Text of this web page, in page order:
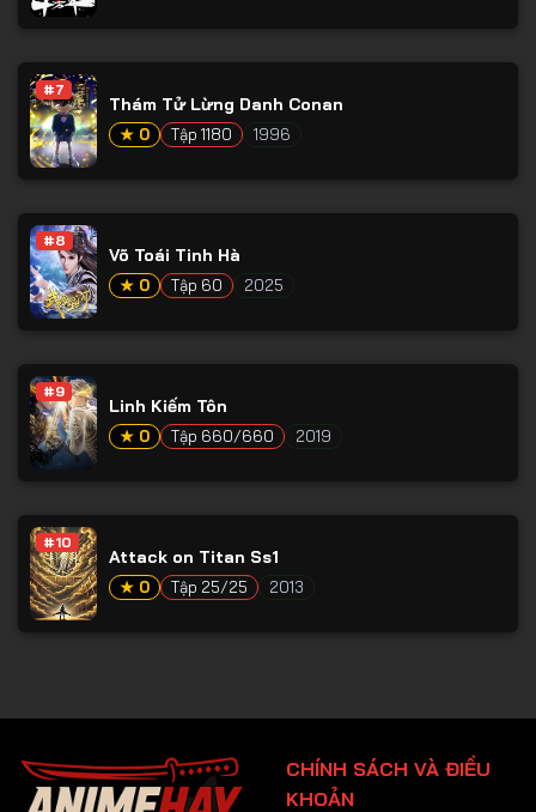
#7
Thám Tử Lừng Danh Conan
★ 0 Tập 1180 1996
#8
Võ Toái Tinh Hà
★ 0 Tập 60 2025
#9
Linh Kiếm Tôn
★ 0 Tập 660/660 2019
#10
Attack on Titan Ss1
★ 0 Tập 25/25 2013
CHÍNH SÁCH VÀ ĐIỀU
KHOẢN